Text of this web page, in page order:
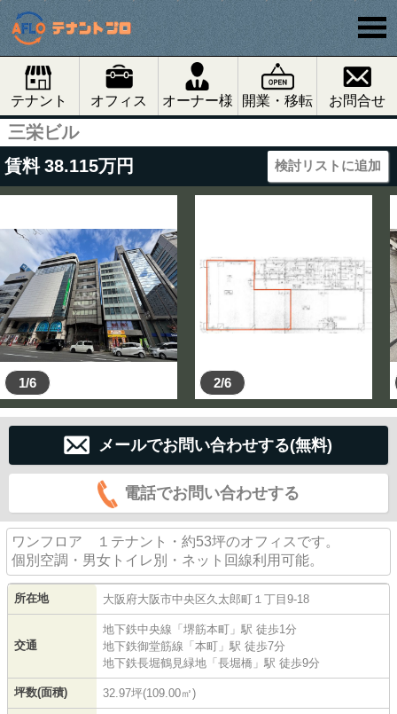
テナント オフィス オーナー様 開業・移転 お問合せ
三栄ビル
賃料 38.115万円 検討リストに追加
1/6 2/6
メールでお問い合わせする(無料)
電話でお問い合わせする
ワンフロア １テナント・約53坪のオフィスです。
個別空調・男女トイレ別・ネット回線利用可能。
所在地 大阪府大阪市中央区久太郎町 １丁目9-18
交通
地下鉄中央線 「堺筋本町 」駅 徒歩1分
地下鉄御堂筋線 「本町 」駅 徒歩7分
地下鉄長堀鶴見緑地 「長堀橋 」駅 徒歩9分
坪数(面積) 32.97坪(109.00㎡)